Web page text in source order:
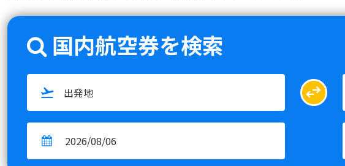
国内航空券を検索
swap_horiz